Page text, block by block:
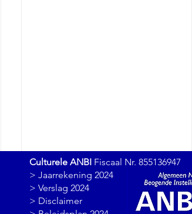
Culturele ANBI Fiscaal Nr. 855136947
> Jaarrekening 2024
> Verslag 2024
> Disclaimer